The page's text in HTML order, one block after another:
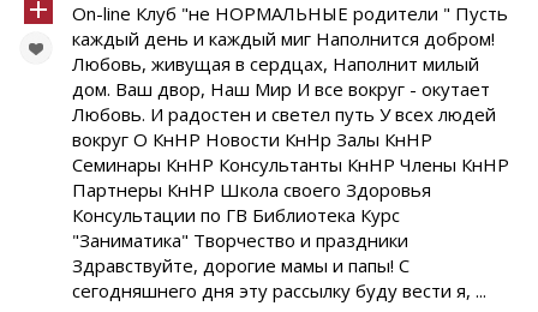
On-line Клуб "не НОРМАЛЬНЫЕ родители " Пусть
каждый день и каждый миг Наполнится добром!
Любовь, живущая в сердцах, Наполнит милый
дом. Ваш двор, Наш Мир И все вокруг - окутает
Любовь. И радостен и светел путь У всех людей
вокруг О КнНР Новости КнНр Залы КнНР
Семинары КнНР Консультанты КнНР Члены КнНР
Партнеры КнНР Школа своего Здоровья
Консультации по ГВ Библиотека Курс
"Заниматика" Творчество и праздники
Здравствуйте, дорогие мамы и папы! С
сегодняшнего дня эту рассылку буду вести я, ...